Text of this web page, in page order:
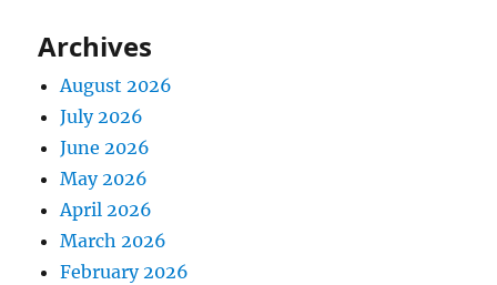
Archives
August 2026
July 2026
June 2026
May 2026
April 2026
March 2026
February 2026